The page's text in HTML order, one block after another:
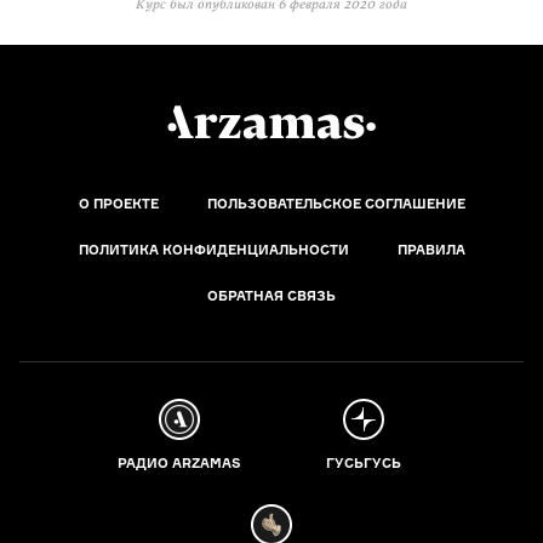
Курс был опубликован 6 февраля 2020 года
О ПРОЕКТЕ ПОЛЬЗОВАТЕЛЬСКОЕ СОГЛАШЕНИЕ
ПОЛИТИКА КОНФИДЕНЦИАЛЬНОСТИ ПРАВИЛА
ОБРАТНАЯ СВЯЗЬ
РАДИО ARZAMAS ГУСЬГУСЬ